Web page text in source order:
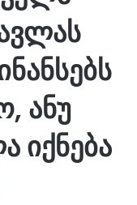
ანუ
იქნება